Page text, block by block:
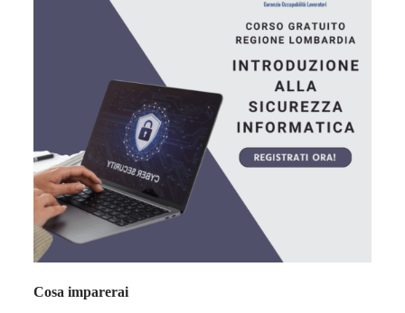
Cosa imparerai